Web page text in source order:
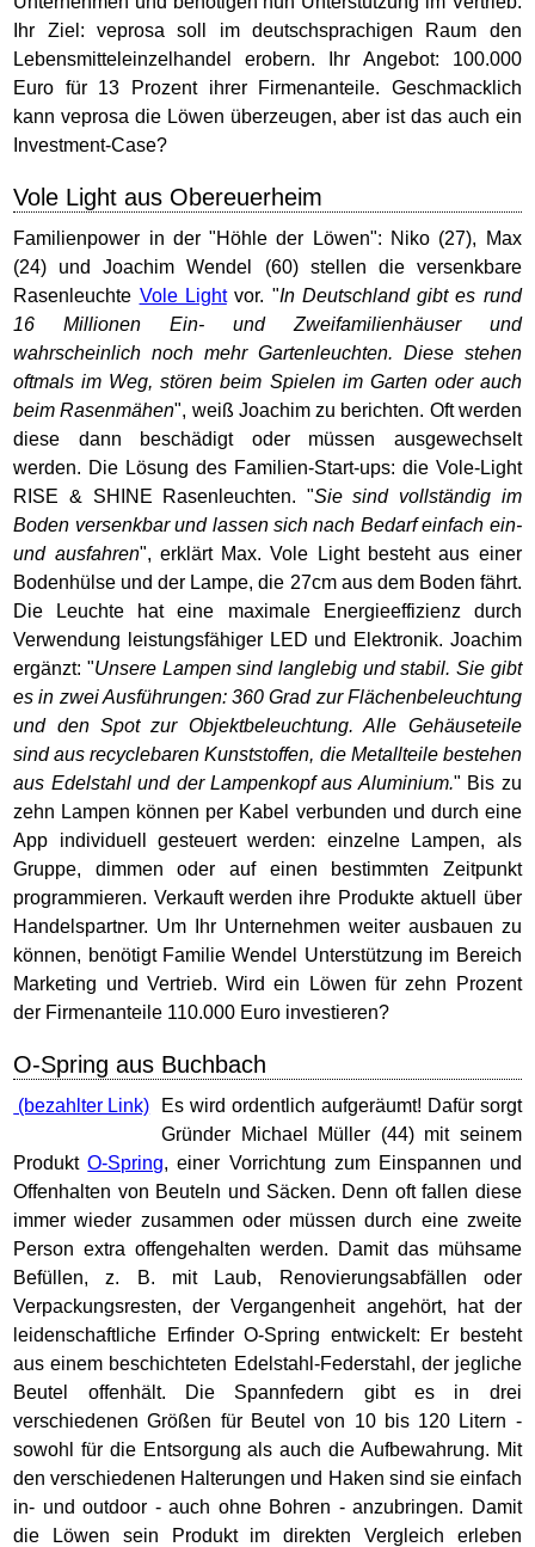
Ihr Ziel: veprosa soll im deutschsprachigen Raum den
Lebensmitteleinzelhandel erobern. Ihr Angebot: 100.000
Euro für 13 Prozent ihrer Firmenanteile. Geschmacklich
kann veprosa die Löwen überzeugen, aber ist das auch ein
Investment-Case?
Vole Light aus Obereuerheim
Familienpower in der "Höhle der Löwen": Niko (27), Max
(24) und Joachim Wendel (60) stellen die versenkbare
Rasenleuchte Vole Lightvor. "In Deutschland gibt es rund
16 Millionen Ein- und Zweifamilienhäuser und
wahrscheinlich noch mehr Gartenleuchten. Diese stehen
oftmals im Weg, stören beim Spielen im Garten oder auch
beim Rasenmähen", weiß Joachim zu berichten. Oft werden
diese dann beschädigt oder müssen ausgewechselt
werden. Die Lösung des Familien-Start-ups: die Vole-Light
RISE & SHINE Rasenleuchten. "Sie sind vollständig im
Boden versenkbar und lassen sich nach Bedarf einfach ein-
und ausfahren", erklärt Max. Vole Light besteht aus einer
Bodenhülse und der Lampe, die 27cm aus dem Boden fährt.
Die Leuchte hat eine maximale Energieeffizienz durch
Verwendung leistungsfähiger LED und Elektronik. Joachim
ergänzt: "Unsere Lampen sind langlebig und stabil. Sie gibt
es in zwei Ausführungen: 360 Grad zur Flächenbeleuchtung
und den Spot zur Objektbeleuchtung. Alle Gehäuseteile
sind aus recyclebaren Kunststoffen, die Metallteile bestehen
aus Edelstahl und der Lampenkopf aus Aluminium." Bis zu
zehn Lampen können per Kabel verbunden und durch eine
App individuell gesteuert werden: einzelne Lampen, als
Gruppe, dimmen oder auf einen bestimmten Zeitpunkt
programmieren. Verkauft werden ihre Produkte aktuell über
Handelspartner. Um Ihr Unternehmen weiter ausbauen zu
können, benötigt Familie Wendel Unterstützung im Bereich
Marketing und Vertrieb. Wird ein Löwen für zehn Prozent
der Firmenanteile 110.000 Euro investieren?
O-Spring aus Buchbach
Es wird ordentlich aufgeräumt! Dafür sorgt
Gründer Michael Müller (44) mit seinem
ProduktO-Spring, einer Vorrichtung zum Einspannen und
Offenhalten von Beuteln und Säcken. Denn oft fallen diese
immer wieder zusammen oder müssen durch eine zweite
Person extra offengehalten werden. Damit das mühsame
Befüllen, z. B. mit Laub, Renovierungsabfällen oder
Verpackungsresten, der Vergangenheit angehört, hat der
leidenschaftliche Erfinder O-Spring entwickelt: Er besteht
aus einem beschichteten Edelstahl-Federstahl, der jegliche
Beutel offenhält. Die Spannfedern gibt es in drei
verschiedenen Größen für Beutel von 10 bis 120 Litern -
sowohl für die Entsorgung als auch die Aufbewahrung. Mit
den verschiedenen Halterungen und Haken sind sie einfach
in- und outdoor - auch ohne Bohren - anzubringen. Damit
die Löwen sein Produkt im direkten Vergleich erleben